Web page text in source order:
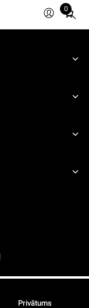
0
Total
items
cart:
Privātums